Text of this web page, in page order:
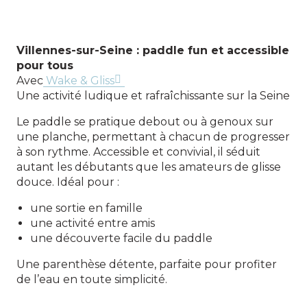
Villennes-sur-Seine : paddle fun et accessible
pour tous
Avec Wake & Gliss
Une activité ludique et rafraîchissante sur la Seine
Le paddle se pratique debout ou à genoux sur
une planche, permettant à chacun de progresser
à son rythme. Accessible et convivial, il séduit
autant les débutants que les amateurs de glisse
douce. Idéal pour :
une sortie en famille
une activité entre amis
une découverte facile du paddle
Une parenthèse détente, parfaite pour profiter
de l’eau en toute simplicité.